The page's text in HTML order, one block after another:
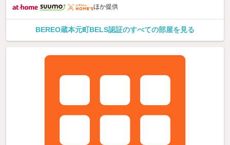
ほか提供
BEREO蔵本元町BELS認証のすべての部屋を見る